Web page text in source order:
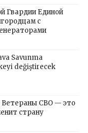
Гвардии Единой
с
Savunma
değiştirecek
Ветераны СВО — это
страну